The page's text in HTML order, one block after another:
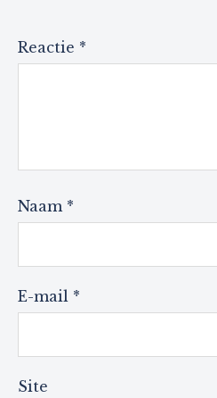
Reactie *
Naam *
E-mail *
Site